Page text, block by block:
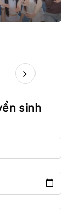
sinh